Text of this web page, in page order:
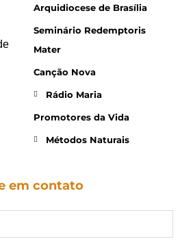
Arquidiocese de Brasília
Seminário Redemptoris
Mater
Canção Nova
Rádio Maria
Promotores da Vida
Métodos Naturais
em contato